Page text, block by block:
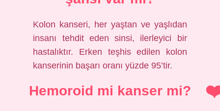
Kolon kanseri, her yaştan ve yaşlıdan
insanı tehdit eden sinsi, ilerleyici bir
hastalıktır. Erken teşhis edilen kolon
kanserinin başarı oranı yüzde 95’tir.
Hemoroid mi kanser mi?